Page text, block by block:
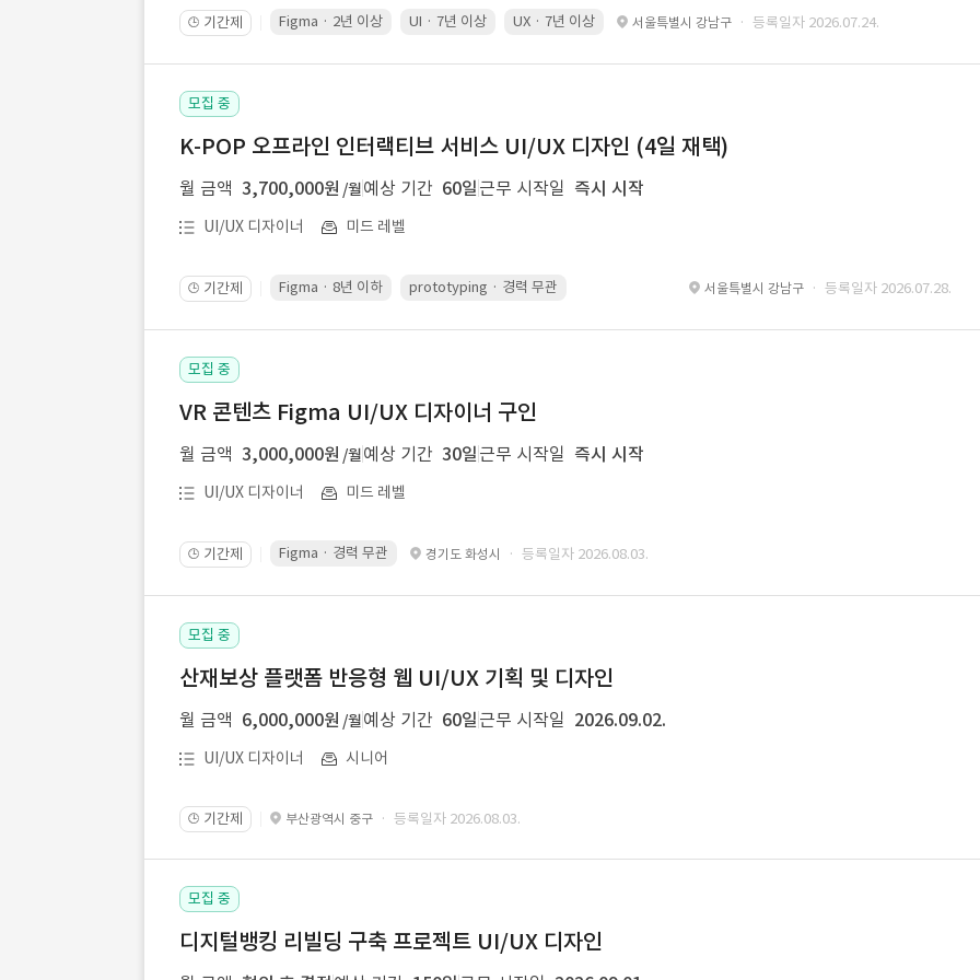
🕒 기간제 Figma · 2년 이상 UI · 7년 이상 UX · 7년 이상 서울특별시 강남구 · 등록일자 2026.07.24.
모집 중
K-POP 오프라인 인터랙티브 서비스 UI/UX 디자인 (4일 재택)
월 금액 3,700,000원 /월예상 기간 60일 근무 시작일 즉시 시작
UI/UX 디자이너 미드 레벨
🕒 기간제 Figma · 8년 이하 prototyping · 경력 무관 led 화면 대응 · 경력 무관 Motiongraphic · 경력 무관
서울특별시 강남구 · 등록일자 2026.07.28.
모집 중
VR 콘텐츠 Figma UI/UX 디자이너 구인
월 금액 3,000,000원 /월예상 기간 30일 근무 시작일 즉시 시작
UI/UX 디자이너 미드 레벨
🕒 기간제 Figma · 경력 무관 경기도 화성시 · 등록일자 2026.08.03.
모집 중
산재보상 플랫폼 반응형 웹 UI/UX 기획 및 디자인
월 금액 6,000,000원 /월예상 기간 60일 근무 시작일 2026.09.02.
UI/UX 디자이너 시니어
🕒 기간제 부산광역시 중구 · 등록일자 2026.08.03.
모집 중
디지털뱅킹 리빌딩 구축 프로젝트 UI/UX 디자인